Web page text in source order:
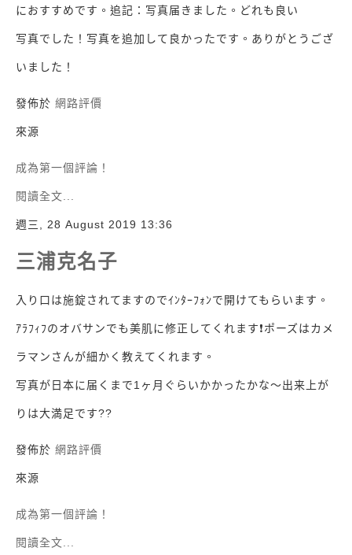
におすすめです。追記：写真届きました。どれも良い
写真でした！写真を追加して良かったです。ありがとうござ
いました！
發佈於 網路評價
來源
成為第一個評論！
閱讀全文...
週三, 28 August 2019 13:36
三浦克名子
入り口は施錠されてますのでｲﾝﾀｰﾌｫﾝで開けてもらいます。
ｱﾗﾌｨﾌのオバサンでも美肌に修正してくれます❗ポーズはカメ
ラマンさんが細かく教えてくれます。
写真が日本に届くまで1ヶ月ぐらいかかったかな〜出来上が
りは大満足です??
發佈於 網路評價
來源
成為第一個評論！
閱讀全文...